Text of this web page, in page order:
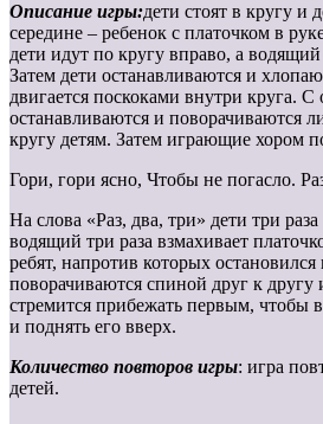
Описание игры:дети стоят в кругу и
середине – ребенок с платочком в
дети идут по кругу вправо, а
Затем дети останавливаются и
двигается поскоками внутри круга.
останавливаются и поворачиваются
кругу детям. Затем играющие хором
Гори, гори ясно, Чтобы не погасло.
На слова «Раз, два, три» дети три
водящий три раза взмахивает
ребят, напротив которых
поворачиваются спиной друг к
стремится прибежать первым, чтобы
и поднять его вверх.
Количество повторов игры: игра
детей.